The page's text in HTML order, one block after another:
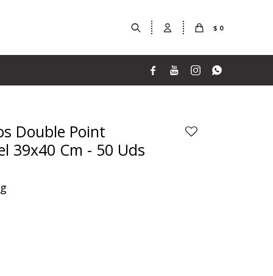
$ 0
   
Double Point
39x40 Cm - 50 Uds